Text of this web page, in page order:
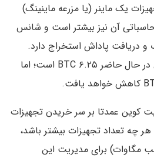
یک ماینر (یا مزرعه ماینینگ)
آن نیز بیشتر است و شانس
و دریافت پاداش استخراج دارد.
پاداش استخراج بیت کوین در حال حاضر ۶.۲۵ BTC است؛ اما
کوین عمدتا بر سر خریدن تجهیزات
چه تعداد تجهیزات بیشتر باشد،
مگاوات) برای مدیریت این